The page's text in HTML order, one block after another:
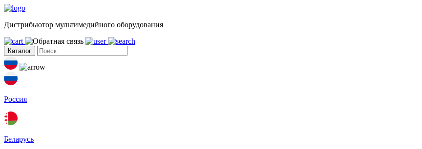
Дистрибьютор мультимедийного оборудования
Каталог
Россия
Беларусь